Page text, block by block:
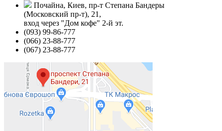
Почайна, Киев, пр-т Степана Бандеры
(Московский пр-т), 21,
вход через "Дом кофе" 2-й эт.
(093) 99-86-777
(066) 23-88-777
(067) 23-88-777